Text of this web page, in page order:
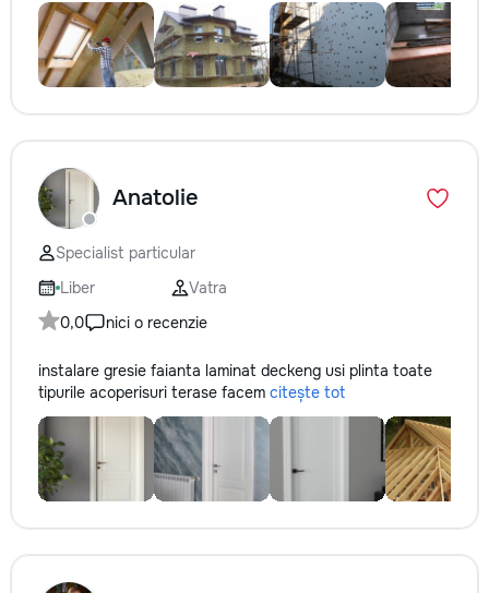
Anatolie
Specialist particular
Liber
Vatra
0,0
nici o recenzie
instalare gresie faianta laminat deckeng usi plinta toate
tipurile acoperisuri terase facem citește tot